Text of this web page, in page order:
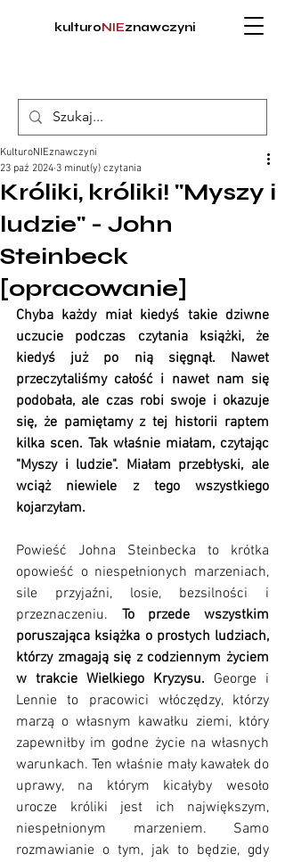
kulturoNIEznawczyni
Króliki, króliki! "Myszy i
ludzie" - John
Steinbeck
[opracowanie]
KulturoNIEznawczyni
23 paź 2024 3 minut(y) czytania
Chyba każdy miał kiedyś takie dziwne
uczucie podczas czytania książki, że
kiedyś już po nią sięgnął. Nawet
przeczytaliśmy całość i nawet nam się
podobała, ale czas robi swoje i okazuje
się, że pamiętamy z tej historii raptem
kilka scen. Tak właśnie miałam, czytając
"Myszy i ludzie". Miałam przebłyski, ale
wciąż niewiele z tego wszystkiego
kojarzyłam.
Powieść Johna Steinbecka to krótka
opowieść o niespełnionych marzeniach,
sile przyjaźni, losie, bezsilności i
przeznaczeniu. To przede wszystkim
poruszająca książka o prostych ludziach,
którzy zmagają się z codziennym życiem
w trakcie Wielkiego Kryzysu. George i
Lennie to pracowici włóczędzy, którzy
marzą o własnym kawałku ziemi, który
zapewniłby im godne życie na własnych
warunkach. Ten właśnie mały kawałek do
uprawy, na którym kicałyby wesoło
urocze króliki jest ich największym,
niespełnionym marzeniem. Samo
rozmawianie o tym, jak to będzie, gdy